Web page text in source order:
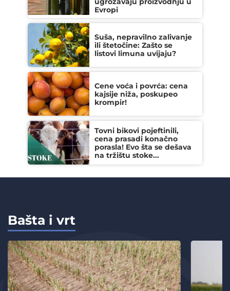
Evropi
Suša, nepravilno zalivanje
ili štetočine: Zašto se
listovi limuna uvijaju?
Cene voća i povrća: cena
kajsije niža, poskupeo
krompir!
Tovni bikovi pojeftinili,
cena prasadi konačno
porasla! Evo šta se dešava
na tržištu stoke...
Bašta i vrt